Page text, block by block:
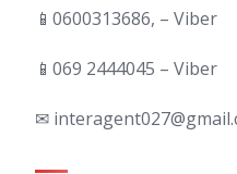
📱0600313686, – Viber
📱069 2444045 – Viber
✉